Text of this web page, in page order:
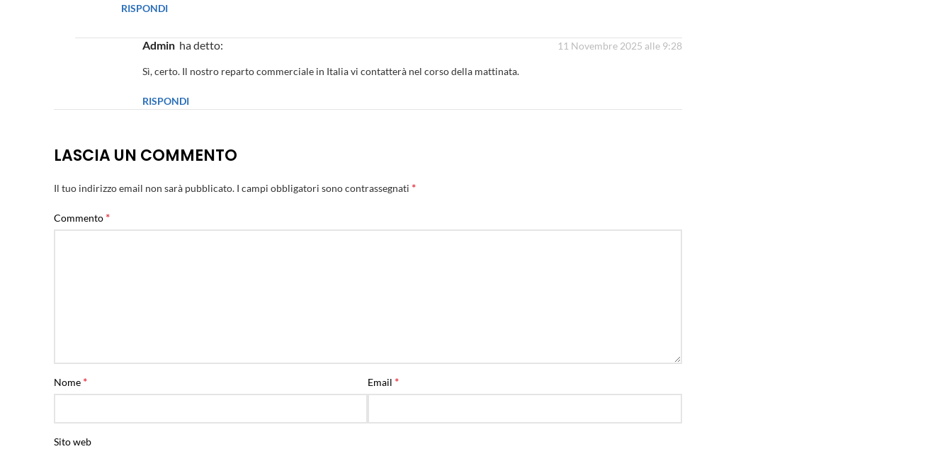
RISPONDI
admin ha detto: 11 Novembre 2025 alle 9:28
Sì, certo. Il nostro reparto commerciale in Italia vi contatterà nel corso della mattinata.
RISPONDI
LASCIA UN COMMENTO
Il tuo indirizzo email non sarà pubblicato. I campi obbligatori sono contrassegnati *
Commento *
Nome * Email *
Sito web